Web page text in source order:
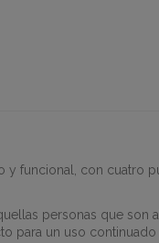
funcional, con cuatro
personas que son
para un uso continuado